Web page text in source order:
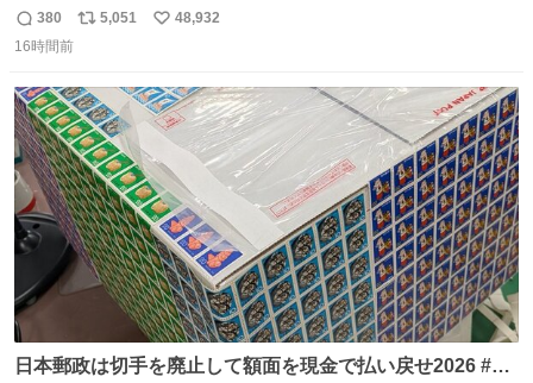
返
信
380
リ
ト
数
5,051
い
数
48,932
16時間前
日本郵政は切手を廃止して額面を現金で払い戻せ2026 #日